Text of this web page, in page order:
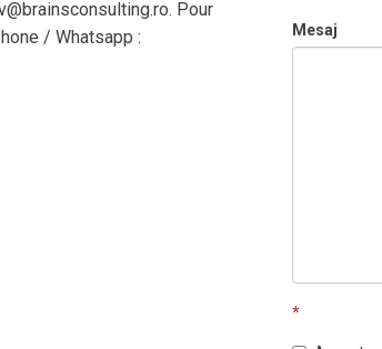
Pour
/ Whatsapp :
Mesaj
*